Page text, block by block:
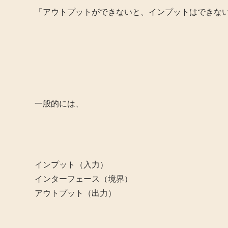
「アウトプットができないと、インプットはできな
一般的には、
インプット（入力）
インターフェース（境界）
アウトプット（出力）